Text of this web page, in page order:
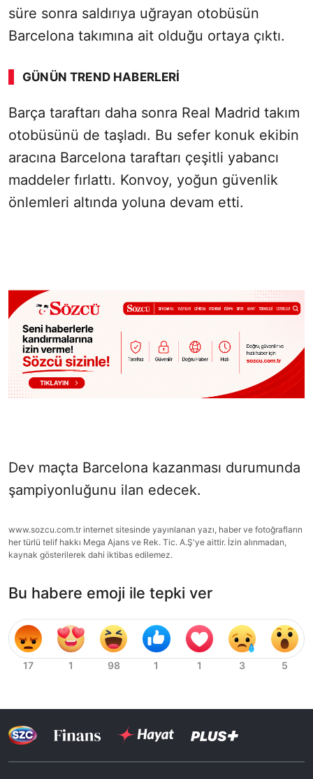
süre sonra saldırıya uğrayan otobüsün
Barcelona takımına ait olduğu ortaya çıktı.
GÜNÜN TREND HABERLERI
00:01 / 08:06
Sesi Aç
Barça taraftarı daha sonra Real Madrid takım
otobüsünü de taşladı. Bu sefer konuk ekibin
aracına Barcelona taraftarı çeşitli yabancı
maddeler fırlattı. Konvoy, yoğun güvenlik
önlemleri altında yoluna devam etti.
Dev maçta Barcelona kazanması durumunda
şampiyonluğunu ilan edecek.
www.sozcu.com.tr internet sitesinde yayınlanan yazı, haber ve fotoğrafların
her türlü telif hakkı Mega Ajans ve Rek. Tic. A.Ş'ye aittir. İzin alınmadan,
kaynak gösterilerek dahi iktibas edilemez.
Bu habere emoji ile tepki ver